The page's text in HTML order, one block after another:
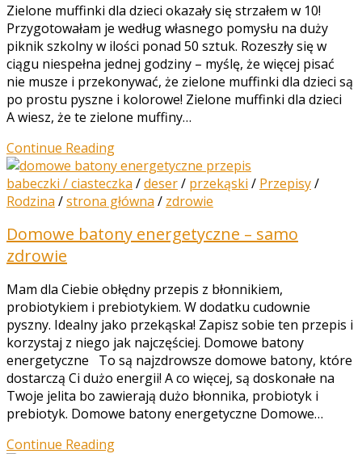
Zielone muffinki dla dzieci okazały się strzałem w 10!
Przygotowałam je według własnego pomysłu na duży
piknik szkolny w ilości ponad 50 sztuk. Rozeszły się w
ciągu niespełna jednej godziny – myślę, że więcej pisać
nie musze i przekonywać, że zielone muffinki dla dzieci są
po prostu pyszne i kolorowe! Zielone muffinki dla dzieci
A wiesz, że te zielone muffiny…
Continue Reading
babeczki / ciasteczka /deser/ przekąski / Przepisy/
Rodzina /strona główna / zdrowie
Domowe batony energetyczne – samo
zdrowie
Mam dla Ciebie obłędny przepis z błonnikiem,
probiotykiem i prebiotykiem. W dodatku cudownie
pyszny. Idealny jako przekąska! Zapisz sobie ten przepis i
korzystaj z niego jak najczęściej. Domowe batony
energetyczne To są najzdrowsze domowe batony, które
dostarczą Ci dużo energii! A co więcej, są doskonałe na
Twoje jelita bo zawierają dużo błonnika, probiotyk i
prebiotyk. Domowe batony energetyczne Domowe…
Continue Reading